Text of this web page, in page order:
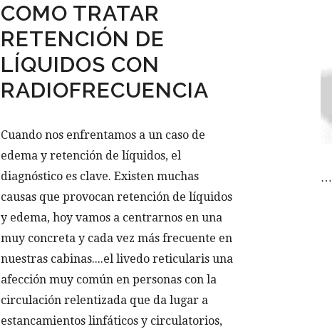
COMO TRATAR
RETENCIÓN DE
LÍQUIDOS CON
RADIOFRECUENCIA
Cuando nos enfrentamos a un caso de
edema y retención de líquidos, el
diagnóstico es clave. Existen muchas
causas que provocan retención de líquidos
y edema, hoy vamos a centrarnos en una
muy concreta y cada vez más frecuente en
nuestras cabinas....el livedo reticularis una
afección muy común en personas con la
circulación relentizada que da lugar a
estancamientos linfáticos y circulatorios,
…